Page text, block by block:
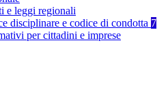
e leggi regionali
disciplinare e codice di condotta 7
per cittadini e imprese